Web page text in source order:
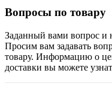
Вопросы по товару
Заданный вами вопрос и
Просим вам задавать
товару. Информацию о
доставки вы можете